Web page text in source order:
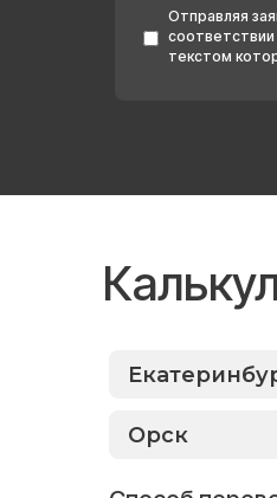
Отправляя
соответствии
текстом